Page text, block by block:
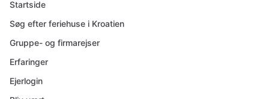
Startside
Søg efter feriehuse i Kroatien
Gruppe- og firmarejser
Erfaringer
Ejerlogin